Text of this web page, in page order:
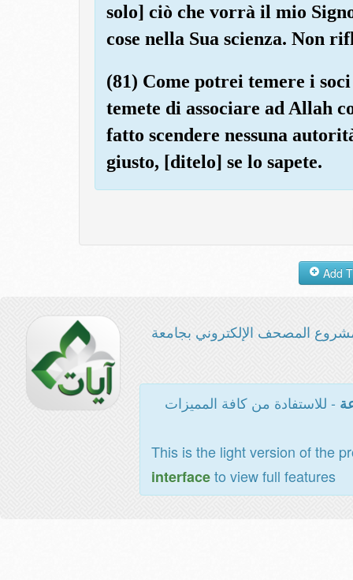
solo] ciò che vorrà il mio
cose nella Sua scienza. Non
(81) Come potrei temere i
temete di associare ad Allah
fatto scendere nessuna
giusto, [ditelo] se lo sapete.
المصحف الإلكتروني بجامعة
- للاستفادة من كافة المميزات
This is the light version of the
interfaceto view full features